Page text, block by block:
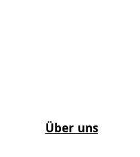
Über uns